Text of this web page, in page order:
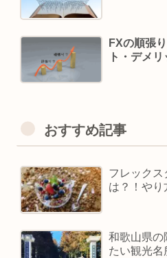
FXの順張
ト・デメ
おすすめ記事
フレックス
は？！やり
和歌山県の
たい観光名